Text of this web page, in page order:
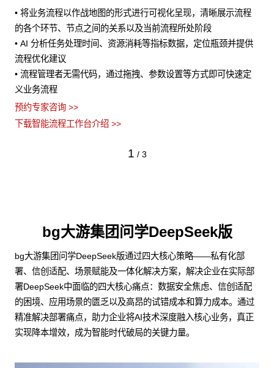
• 将业务流程以作战地图的形式进行可视化呈现，清晰展示流程
的各个环节、节点之间的关系以及当前流程所处阶段
• AI 分析任务处理时间、资源消耗等指标数据，定位瓶颈并提供
流程优化建议
• 流程管理者无需代码，通过拖拽、参数设置等方式即可快速定
义业务流程
预约专家咨询 >>
下载智能流程工作台介绍 >>
1 / 3
bg大游集团问学DeepSeek版
bg大游集团问学DeepSeek版通过四大核心策略——私有化部
署、信创适配、场景赋能及一体化解决方案，解决企业在实际部
署DeepSeek中面临的四大核心痛点：数据安全焦虑、信创适配
的困境、应用场景的匮乏以及高昂的试错成本和算力成本。通过
精准解决部署痛点，助力企业将AI技术深度融入核心业务，真正
实现降本增效，成为智能时代破局的关键力量。